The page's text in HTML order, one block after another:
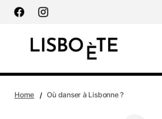
principal
Janvier Plants & Design : L’art du jardin
d’exception
Home Où danser à Lisbonne ?